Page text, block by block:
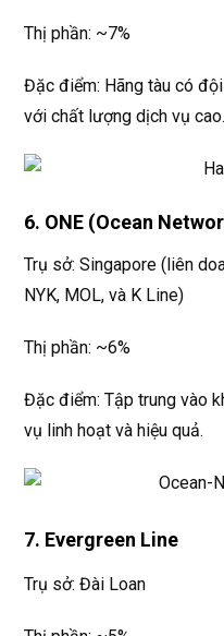
Thị phần: ~7%
Đặc điểm: Hãng tàu có
với chất lượng dịch vụ cao.
6. ONE (Ocean
Trụ sở: Singapore (liên
NYK, MOL, và K Line)
Thị phần: ~6%
Đặc điểm: Tập trung vào
vụ linh hoạt và hiệu quả.
7. Evergreen Line
Trụ sở: Đài Loan